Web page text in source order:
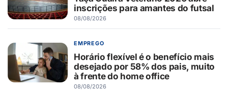
inscrições para amantes do futsal
08/08/2026
EMPREGO
Horário flexível é o benefício mais
desejado por 58% dos pais, muito
à frente do home office
08/08/2026